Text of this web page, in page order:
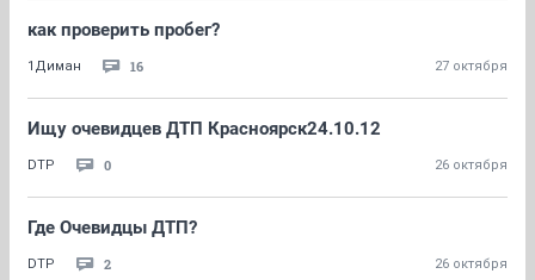
как проверить пробег?
1Диман 16 27 октября
Ищу очевидцев ДТП Красноярск24.10.12
DTP 0 26 октября
Где Очевидцы ДТП?
DTP 2 26 октября